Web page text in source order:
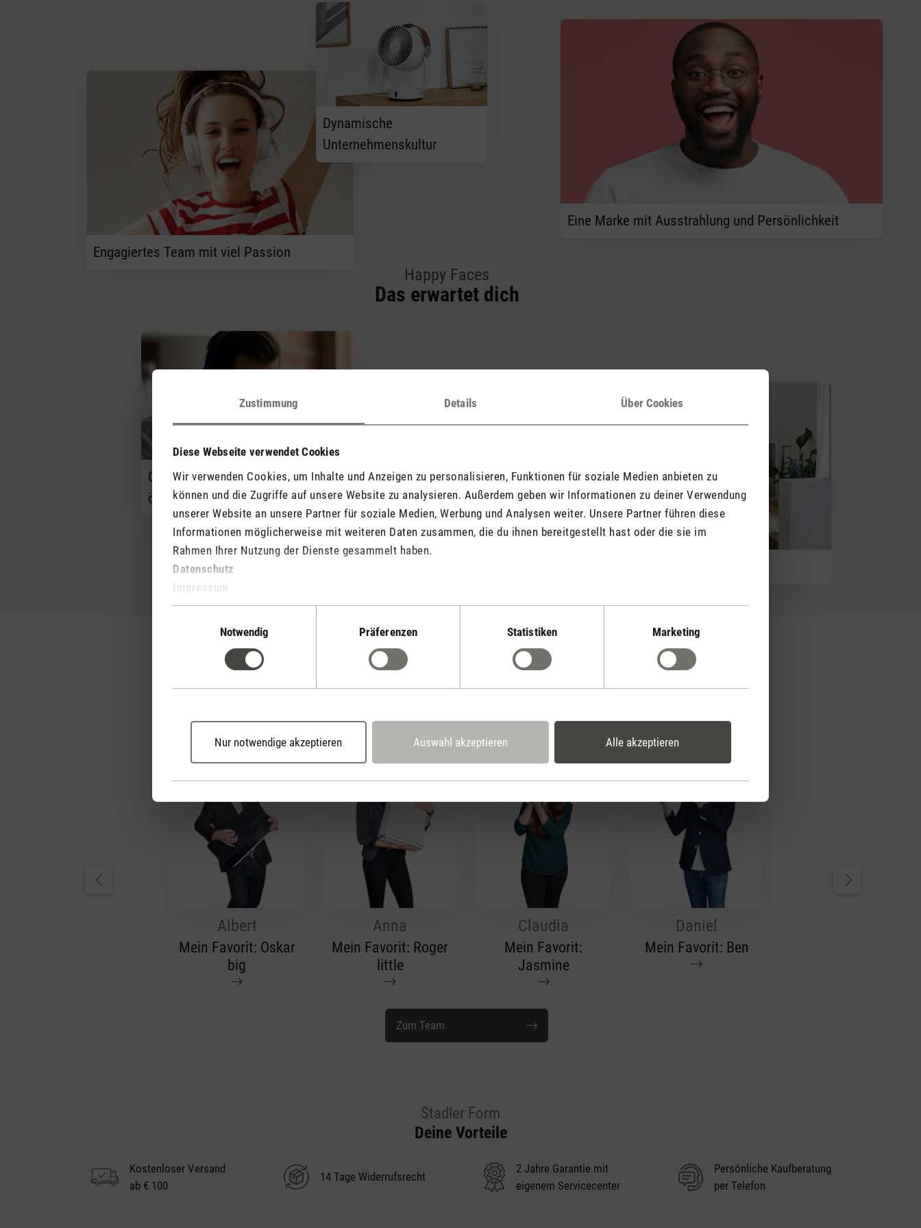
Zustimmung Details Über Cookies
Diese Webseite verwendet Cookies
Wir verwenden Cookies, um Inhalte und Anzeigen zu personalisieren, Funktionen für soziale Medien anbieten zu
können und die Zugriffe auf unsere Website zu analysieren. Außerdem geben wir Informationen zu deiner Verwendung
unserer Website an unsere Partner für soziale Medien, Werbung und Analysen weiter. Unsere Partner führen diese
Informationen möglicherweise mit weiteren Daten zusammen, die du ihnen bereitgestellt hast oder die sie im
Rahmen Ihrer Nutzung der Dienste gesammelt haben.
Datenschutz
Impressum
Notwendig
Präferenzen Statistiken Marketing
Nur notwendige akzeptieren Auswahl akzeptieren Alle akzeptieren
Happy Faces
Das erwartet dich
Engagiertes Team mit viel Passion
Dynamische
Unternehmenskultur
Eine Marke mit Ausstrahlung und Persönlichkeit
Gute Anbindungen an die
öffentlichen Verkehrsmittel
Albert
Mein Favorit: Oskar
big
Anna
Mein Favorit: Roger
little
Claudia
Mein Favorit:
Jasmine
Daniel
Mein Favorit: Ben
Zum Team
Stadler Form
Deine Vorteile
Kostenloser Versand
ab € 100
14 Tage Widerrufsrecht
2 Jahre Garantie mit
eigenem Servicecenter
Persönliche Kaufberatung
per Telefon